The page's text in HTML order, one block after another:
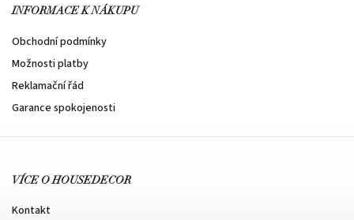
INFORMACE K NÁKUPU
Obchodní podmínky
Možnosti platby
Reklamační řád
Garance spokojenosti
VÍCE O HOUSEDECOR
Kontakt